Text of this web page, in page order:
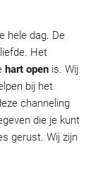
hele dag. De
Het
hart open is. Wij
bij het
channeling
die je kunt
gerust. Wij zijn